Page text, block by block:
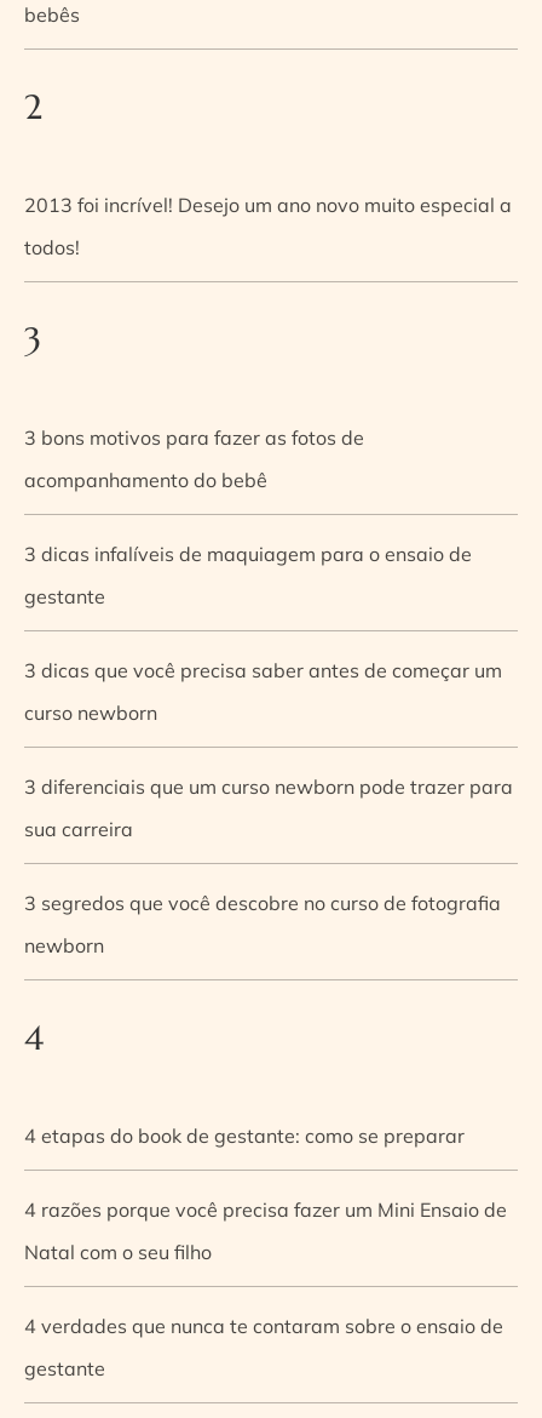
bebês
2
2013 foi incrível! Desejo um ano novo muito especial a
todos!
3
3 bons motivos para fazer as fotos de
acompanhamento do bebê
3 dicas infalíveis de maquiagem para o ensaio de
gestante
3 dicas que você precisa saber antes de começar um
curso newborn
3 diferenciais que um curso newborn pode trazer para
sua carreira
3 segredos que você descobre no curso de fotografia
newborn
4
4 etapas do book de gestante: como se preparar
4 razões porque você precisa fazer um Mini Ensaio de
Natal com o seu filho
4 verdades que nunca te contaram sobre o ensaio de
gestante